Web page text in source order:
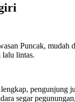
Puncak, mudah
lalu lintas.
pengunjung
segar